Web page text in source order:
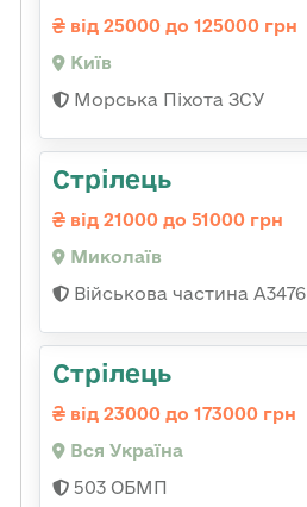
від 25000 до 125000 грн
Київ
Морська Піхота ЗСУ
Стрілець
від 21000 до 51000 грн
Миколаїв
Військова частина А3476
Стрілець
від 23000 до 173000 грн
Вся Україна
503 ОБМП